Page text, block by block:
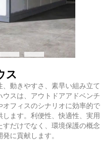
ス
動きやすさ、素早い組み立て
スは、アウトドアアドベンチ
フィスのシナリオに効率的で
ます。利便性、快適性、実用
だけでなく、環境保護の概念
に貢献します。